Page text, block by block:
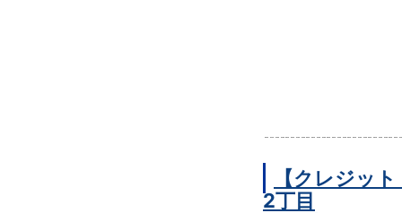
【クレジッ
2丁目